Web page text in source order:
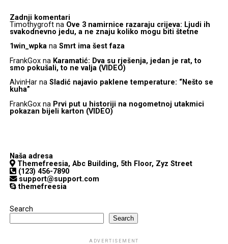
Zadnji komentari
Timothygroftna Ove 3 namirnice razaraju crijeva: Ljudi ih
svakodnevno jedu, a ne znaju koliko mogu biti štetne
1win_wpkana Smrt ima šest faza
FrankGoxna Karamatić: Dva su rješenja, jedan je rat, to
smo pokušali, to ne valja (VIDEO)
AlvinHarna Sladić najavio paklene temperature: “Nešto se
kuha”
FrankGoxna Prvi put u historiji na nogometnoj utakmici
pokazan bijeli karton (VIDEO)
Naša adresa
Themefreesia, Abc Building, 5th Floor, Zyz Street
(123) 456-7890
support@support.com
themefreesia
Search
Search
ADVERTISEMENT